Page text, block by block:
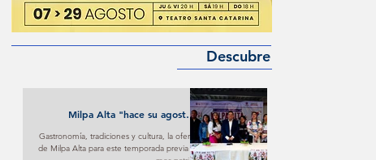
Milpa Alta "hace su agosto"
Gastronomía, tradiciones y cultura, la oferta
de Milpa Alta para este temporada previa al
Descubre